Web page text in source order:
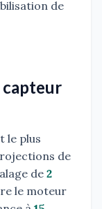
de
le plus
de
de 2
le moteur